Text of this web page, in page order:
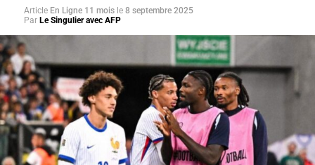
Article En Ligne 11 mois le 8 septembre 2025
Par Le Singulier avec AFP